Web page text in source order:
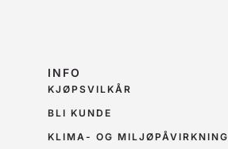
INFO
KJØPSVILKÅR
BLI KUNDE
KLIMA- OG MILJØPÅVIRKNING